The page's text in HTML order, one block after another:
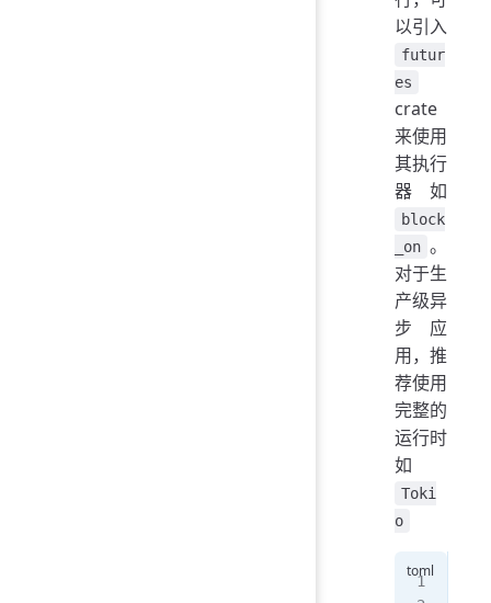
以引入
futur
es
crate
来使用
其执行
器如
block
_on 。
对于生
产级异
步应
用，推
荐使用
完整的
运行时
如
Toki
o